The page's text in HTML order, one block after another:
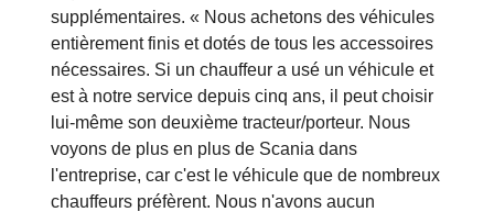
supplémentaires. « Nous achetons des véhicules
entièrement finis et dotés de tous les accessoires
nécessaires. Si un chauffeur a usé un véhicule et
est à notre service depuis cinq ans, il peut choisir
lui-même son deuxième tracteur/porteur. Nous
voyons de plus en plus de Scania dans
l'entreprise, car c'est le véhicule que de nombreux
chauffeurs préfèrent. Nous n'avons aucun